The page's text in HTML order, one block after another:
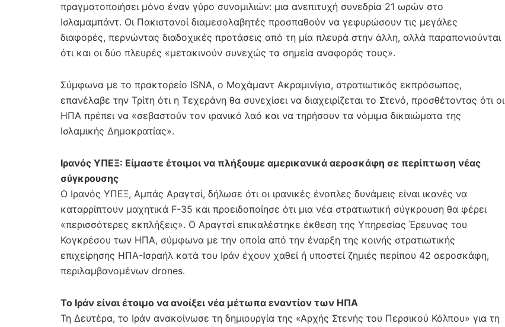
πραγματοποιήσει μόνο έναν γύρο συνομιλιών: μια ανεπιτυχή συνεδρία 21 ωρών στο
Ισλαμαμπάντ. Οι Πακιστανοί διαμεσολαβητές προσπαθούν να γεφυρώσουν τις μεγάλες
διαφορές, περνώντας διαδοχικές προτάσεις από τη μία πλευρά στην άλλη, αλλά παραπονιούνται
ότι και οι δύο πλευρές «μετακινούν συνεχώς τα σημεία αναφοράς τους».
Σύμφωνα με το πρακτορείο ISNA, ο Μοχάμαντ Ακραμινίγια, στρατιωτικός εκπρόσωπος,
επανέλαβε την Τρίτη ότι η Τεχεράνη θα συνεχίσει να διαχειρίζεται το Στενό, προσθέτοντας ότι οι
ΗΠΑ πρέπει να «σεβαστούν τον ιρανικό λαό και να τηρήσουν τα νόμιμα δικαιώματα της
Ισλαμικής Δημοκρατίας».
Ιρανός ΥΠΕΞ: Είμαστε έτοιμοι να πλήξουμε αμερικανικά αεροσκάφη σε περίπτωση νέας
σύγκρουσης
Ο Ιρανός ΥΠΕΞ, Αμπάς Αραγτσί, δήλωσε ότι οι ιρανικές ένοπλες δυνάμεις είναι ικανές να
καταρρίπτουν μαχητικά F-35 και προειδοποίησε ότι μια νέα στρατιωτική σύγκρουση θα φέρει
«περισσότερες εκπλήξεις». Ο Αραγτσί επικαλέστηκε έκθεση της Υπηρεσίας Έρευνας του
Κογκρέσου των ΗΠΑ, σύμφωνα με την οποία από την έναρξη της κοινής στρατιωτικής
επιχείρησης ΗΠΑ-Ισραήλ κατά του Ιράν έχουν χαθεί ή υποστεί ζημιές περίπου 42 αεροσκάφη,
περιλαμβανομένων drones.
Το Ιράν είναι έτοιμο να ανοίξει νέα μέτωπα εναντίον των ΗΠΑ
Τη Δευτέρα, το Ιράν ανακοίνωσε τη δημιουργία της «Αρχής Στενής του Περσικού Κόλπου» για τη